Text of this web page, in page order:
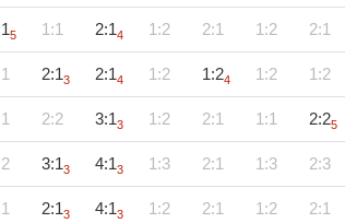
5 1:1 2:14 1:2 2:1 1:2 2:1
2:13 2:14 1:2 1:24 1:2 1:2
2:2 3:13 1:2 2:1 1:1 2:25
3:13 4:13 1:3 2:1 1:3 2:3
2:13 4:13 1:2 2:1 1:2 2:1